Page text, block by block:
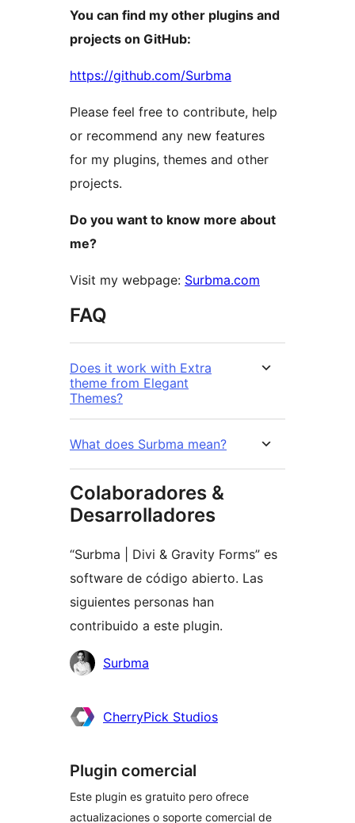
You can find my other plugins and
projects on GitHub:
https://github.com/Surbma
Please feel free to contribute, help
or recommend any new features
for my plugins, themes and other
projects.
Do you want to know more about
me?
Visit my webpage: Surbma.com
FAQ
Does it work with Extra
theme from Elegant
Themes?
What does Surbma mean?
Colaboradores &
Desarrolladores
“Surbma | Divi & Gravity Forms” es
software de código abierto. Las
siguientes personas han
contribuido a este plugin.
Colaboradores
Surbma
CherryPick Studios
Plugin comercial
Este plugin es gratuito pero ofrece
actualizaciones o soporte comercial de